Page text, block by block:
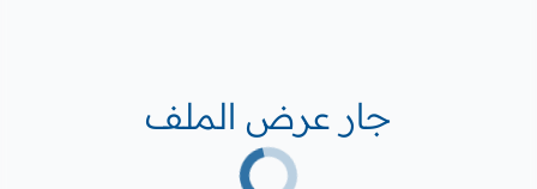
جار عرض الملف